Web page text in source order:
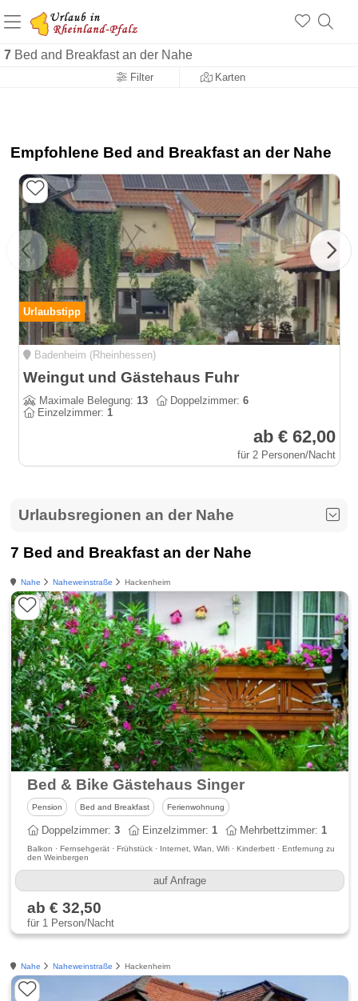
7 Bed and Breakfast an der Nahe
Filter Karten
+1.500 Unterkünfte in Rheinland-Pfalz
+1.000 Sehenswürdigkeiten
Empfohlene Bed and Breakfast an der Nahe
Urlaubstipp
Badenheim (Rheinhessen)
Weingut und Gästehaus Fuhr
Maximale Belegung:13 Doppelzimmer:6
Einzelzimmer:1
ab € 62,00
für 2 Personen/Nacht
Urlaubsregionen an der Nahe
7 Bed and Breakfast an der Nahe
Nahe Naheweinstraße Hackenheim
Bed & Bike Gästehaus Singer
Pension Bed and Breakfast Ferienwohnung
Doppelzimmer:3 Einzelzimmer:1 Mehrbettzimmer:1
Balkon · Fernsehgerät · Frühstück · Internet, Wlan, Wifi · Kinderbett · Entfernung zu
den Weinbergen
auf Anfrage
ab € 32,50
für 1 Person/Nacht
Nahe Naheweinstraße Hackenheim